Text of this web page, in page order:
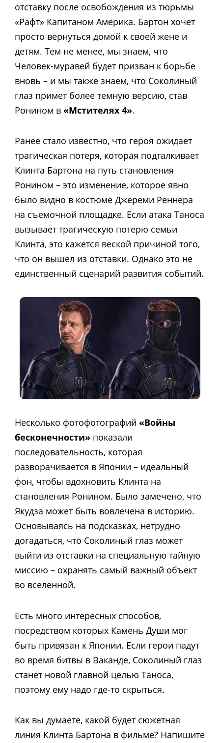
отставку после освобождения из тюрьмы
«Рафт» Капитаном Америка. Бартон хочет
просто вернуться домой к своей жене и
детям. Тем не менее, мы знаем, что
Человек-муравей будет призван к борьбе
вновь – и мы также знаем, что Соколиный
глаз примет более темную версию, став
Ронином в «Мстителях 4».
Ранее стало известно, что героя ожидает
трагическая потеря, которая подталкивает
Клинта Бартона на путь становления
Ронином – это изменение, которое явно
было видно в костюме Джереми Реннера
на съемочной площадке. Если атака Таноса
вызывает трагическую потерю семьи
Клинта, это кажется веской причиной того,
что он вышел из отставки. Однако это не
единственный сценарий развития событий.
Несколько фотофотографий «Войны
бесконечности» показали
последовательность, которая
разворачивается в Японии – идеальный
фон, чтобы вдохновить Клинта на
становления Ронином. Было замечено, что
Якудза может быть вовлечена в историю.
Основываясь на подсказках, нетрудно
догадаться, что Соколиный глаз может
выйти из отставки на специальную тайную
миссию – охранять самый важный объект
во вселенной.
Есть много интересных способов,
посредством которых Камень Души мог
быть привязан к Японии. Если герои падут
во время битвы в Ваканде, Соколиный глаз
станет новой главной целью Таноса,
поэтому ему надо где-то скрыться.
Как вы думаете, какой будет сюжетная
линия Клинта Бартона в фильме? Напишите